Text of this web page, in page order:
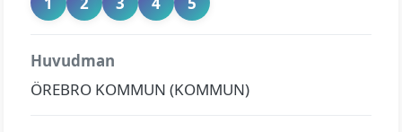
Huvudman
ÖREBRO KOMMUN (KOMMUN)